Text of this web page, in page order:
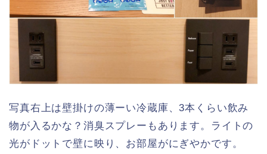
写真右上は壁掛けの薄ーい冷蔵庫、3本くらい飲み
物が入るかな？消臭スプレーもあります。ライトの
光がドットで壁に映り、お部屋がにぎやかです。